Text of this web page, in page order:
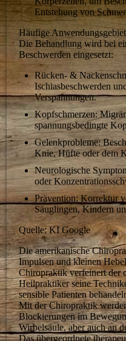
Entstehung von
Häufige
Die Behandlung wird bei
Beschwerden eingesetzt:
Rücken- &
Ischiasbeschwerden
Verspannungen.
Kopfschmerzen:
spannungsbedingte
Gelenkprobleme:
Knie, Hüfte oder dem
Neurologische
oder
Prävention: Korrektur
Säuglingen, Kindern
Quelle: KI Google
Die amerikanische
Impulsen und kleinen
Chiropraktik verfeinert der
Heilpraktiker seine
sensible Patienten
Mit der Chiropraktik
Blockierungen im
Wirbelsäule, aber auch an
Das übergeordnete